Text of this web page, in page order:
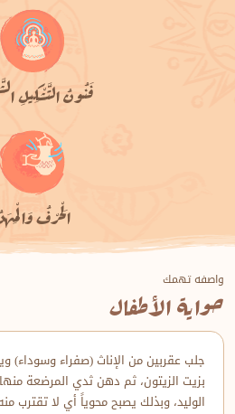
فَنُونُ التَّشْكِيلِ
الْحَرْفُ
واصفه تهمك
حواية الأطفال
جلب عقربين من الإناث (صفراء وسوداء)
بزيت الزيتون، ثم دهن ثدي المرضعة
الوليد، وبذلك يصبح محوياً أي لا تقترب